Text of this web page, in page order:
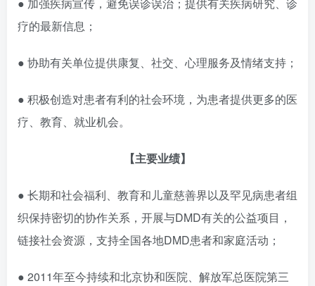
疗的最新信息；
● 协助有关单位提供康复、社交、心理服务及情绪支持；
● 积极创造对患者有利的社会环境，为患者提供更多的医
疗、教育、就业机会。
【主要业绩】
● 长期和社会福利、教育和儿童慈善界以及罕见病患者组
织保持密切的协作关系，开展与DMD有关的公益项目，
链接社会资源，支持全国各地DMD患者和家庭活动；
● 2011年至今持续和北京协和医院、解放军总医院第三